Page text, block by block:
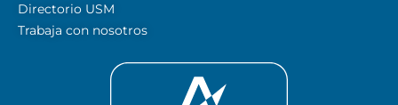
Directorio USM
Trabaja con nosotros